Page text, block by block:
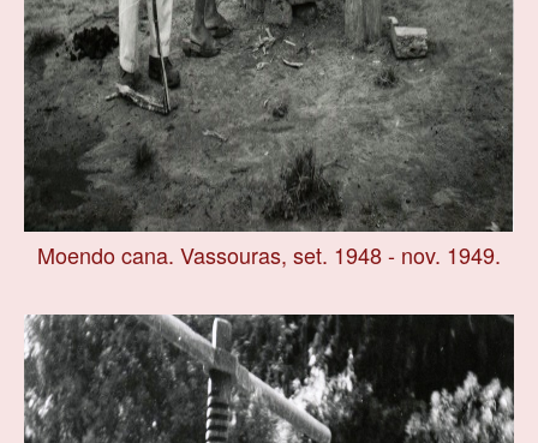
Moendo cana. Vassouras, set. 1948 - nov. 1949.